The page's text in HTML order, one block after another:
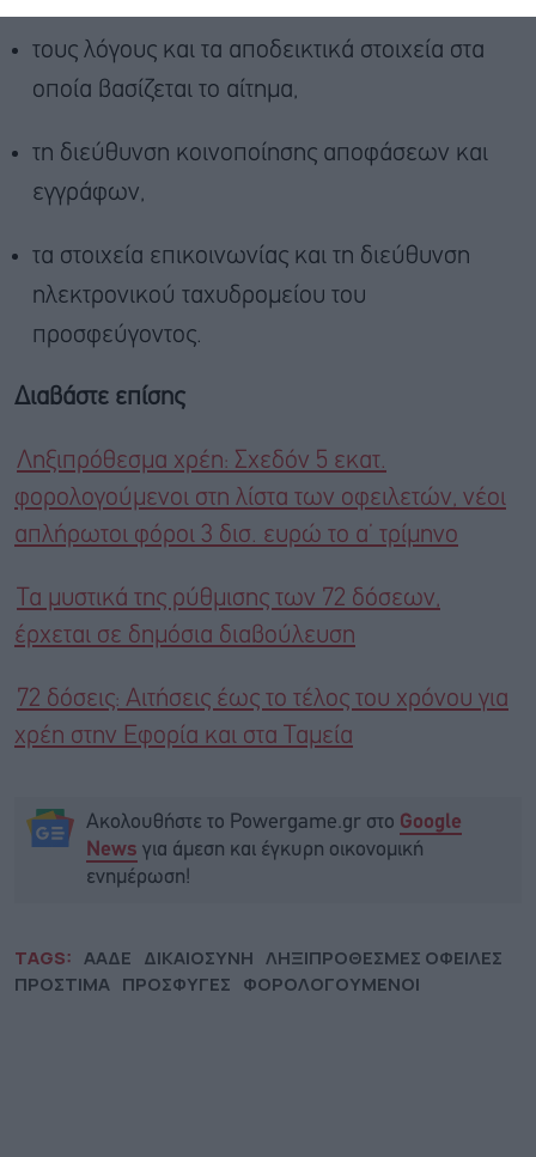
τους λόγους και τα αποδεικτικά στοιχεία στα
οποία βασίζεται το αίτημα,
τη διεύθυνση κοινοποίησης αποφάσεων και
εγγράφων,
τα στοιχεία επικοινωνίας και τη διεύθυνση
ηλεκτρονικού ταχυδρομείου του
προσφεύγοντος.
Διαβάστε επίσης
Ληξιπρόθεσμα χρέη: Σχεδόν 5 εκατ.
φορολογούμενοι στη λίστα των οφειλετών, νέοι
απλήρωτοι φόροι 3 δισ. ευρώ το α’ τρίμηνο
Τα μυστικά της ρύθμισης των 72 δόσεων,
έρχεται σε δημόσια διαβούλευση
72 δόσεις: Αιτήσεις έως το τέλος του χρόνου για
χρέη στην Εφορία και στα Ταμεία
Ακολουθήστε το Powergame.gr στο Google
News για άμεση και έγκυρη οικονομική
ενημέρωση!
TAGS: ΑΑΔΕ ΔΙΚΑΙΟΣΥΝΗ ΛΗΞΙΠΡΟΘΕΣΜΕΣ ΟΦΕΙΛΕΣ
ΠΡΟΣΤΙΜΑ ΠΡΟΣΦΥΓΕΣ ΦΟΡΟΛΟΓΟΥΜΕΝΟΙ